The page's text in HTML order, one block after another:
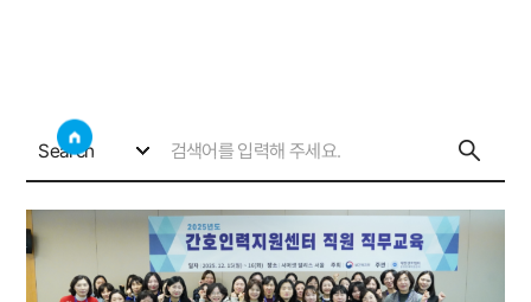
소통게시판
Search